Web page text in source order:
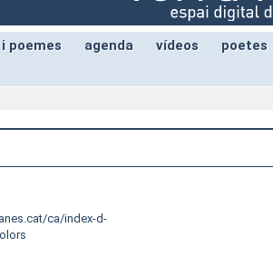
poemes agenda vídeos poetes
ca/index-d-